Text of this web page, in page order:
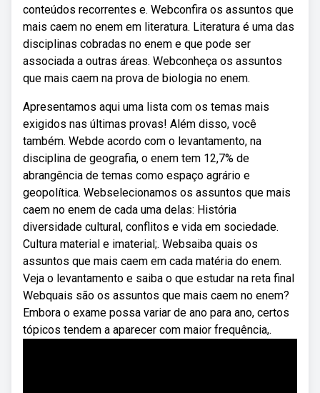
conteúdos recorrentes e. Webconfira os assuntos que
mais caem no enem em literatura. Literatura é uma das
disciplinas cobradas no enem e que pode ser
associada a outras áreas. Webconheça os assuntos
que mais caem na prova de biologia no enem.
Apresentamos aqui uma lista com os temas mais
exigidos nas últimas provas! Além disso, você
também. Webde acordo com o levantamento, na
disciplina de geografia, o enem tem 12,7% de
abrangência de temas como espaço agrário e
geopolítica. Webselecionamos os assuntos que mais
caem no enem de cada uma delas: História
diversidade cultural, conflitos e vida em sociedade.
Cultura material e imaterial;. Websaiba quais os
assuntos que mais caem em cada matéria do enem.
Veja o levantamento e saiba o que estudar na reta final
Webquais são os assuntos que mais caem no enem?
Embora o exame possa variar de ano para ano, certos
tópicos tendem a aparecer com maior frequência,.